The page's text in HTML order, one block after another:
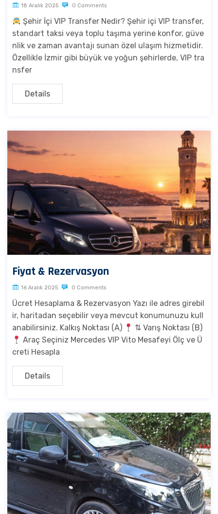
18 Aralık 2025 0 Comments
Şehir İçi VIP Transfer Nedir? Şehir içi VIP transfer,
standart taksi veya toplu taşıma yerine konfor, güve
nlik ve zaman avantajı sunan özel ulaşım hizmetidir.
Özellikle İzmir gibi büyük ve yoğun şehirlerde, VIP tra
nsfer
Details
Fiyat & Rezervasyon
16 Aralık 2025 0 Comments
Ücret Hesaplama & Rezervasyon Yazı ile adres girebil
ir, haritadan seçebilir veya mevcut konumunuzu kull
anabilirsiniz. Kalkış Noktası (A)
⇅ Varış Noktası (B)
Araç Seçiniz Mercedes VIP Vito Mesafeyi Ölç ve Ü
creti Hesapla
Details